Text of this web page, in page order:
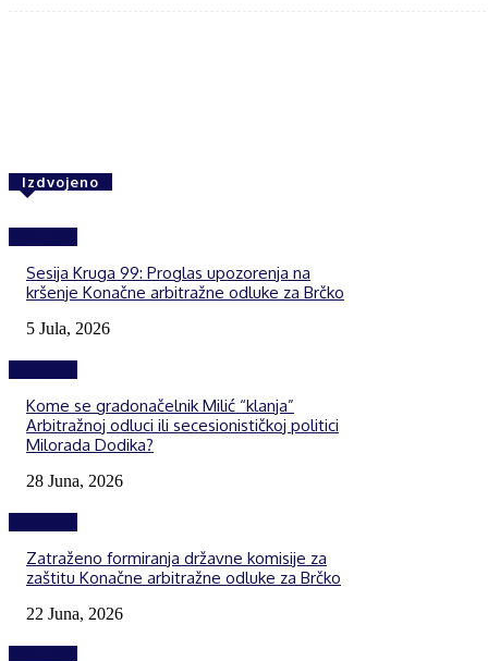
Izdvojeno
Sesija Kruga 99: Proglas upozorenja na
kršenje Konačne arbitražne odluke za Brčko
5 Jula, 2026
Kome se gradonačelnik Milić “klanja”
Arbitražnoj odluci ili secesionističkoj politici
Milorada Dodika?
28 Juna, 2026
Zatraženo formiranja državne komisije za
zaštitu Konačne arbitražne odluke za Brčko
22 Juna, 2026